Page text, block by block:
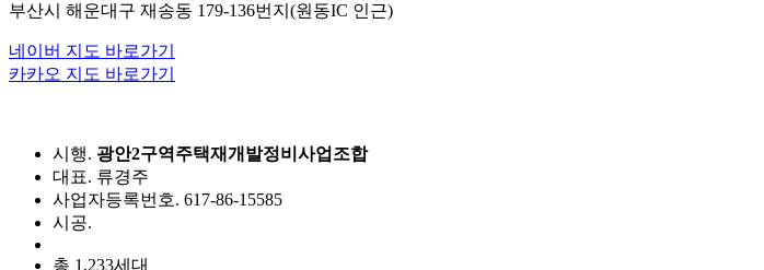
부산시 해운대구 재송동 179-136번지(원동IC 인근)
네이버 지도 바로가기
카카오 지도 바로가기
시행. 광안2구역주택재개발정비사업조합
대표. 류경주
사업자등록번호. 617-86-15585
시공.
총 1,233세대